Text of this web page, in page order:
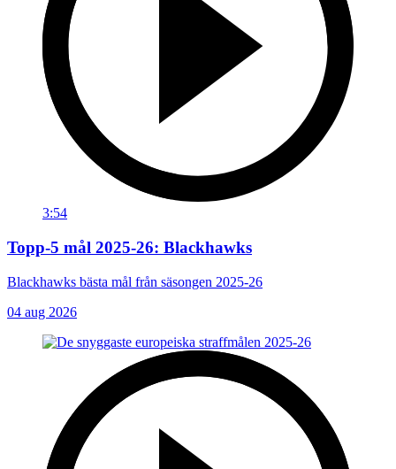
3:54
Topp-5 mål 2025-26: Blackhawks
Blackhawks bästa mål från säsongen 2025-26
04 aug 2026